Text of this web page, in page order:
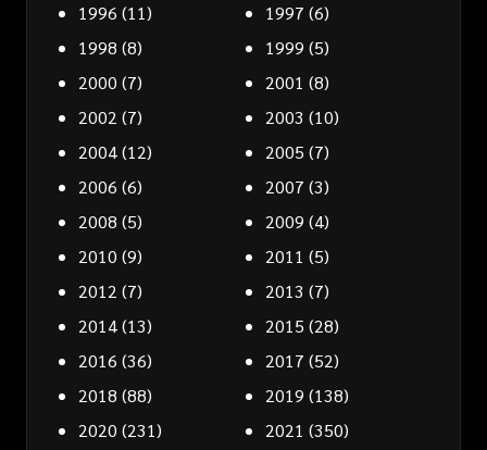
1996 (11) 1997 (6)
1998 (8) 1999 (5)
2000 (7) 2001 (8)
2002 (7) 2003 (10)
2004(12) 2005 (7)
2006 (6) 2007 (3)
2008 (5) 2009 (4)
2010 (9) 2011 (5)
2012 (7) 2013 (7)
2014(13) 2015 (28)
2016 (36) 2017 (52)
2018 (88) 2019 (138)
2020 (231) 2021 (350)